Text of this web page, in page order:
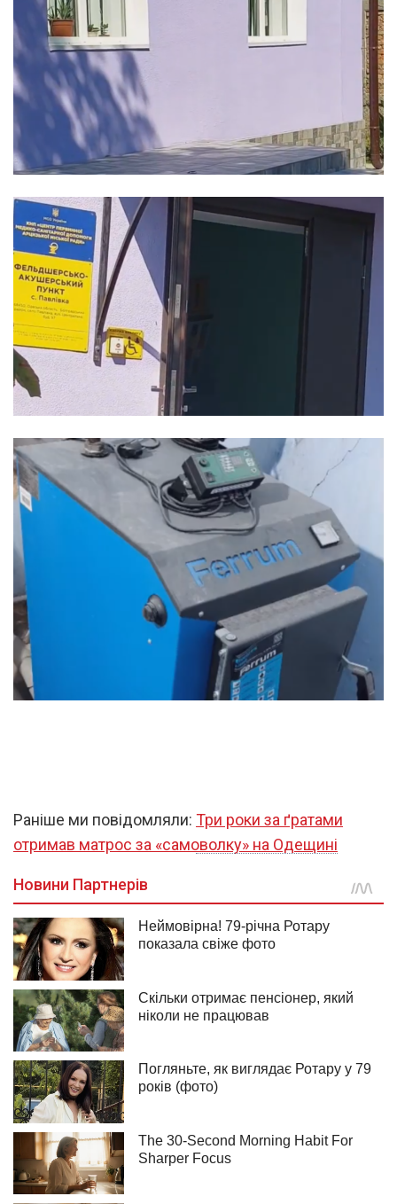
Раніше ми повідомляли: Три роки за ґратами
отримав матрос за «самоволку» на Одещині